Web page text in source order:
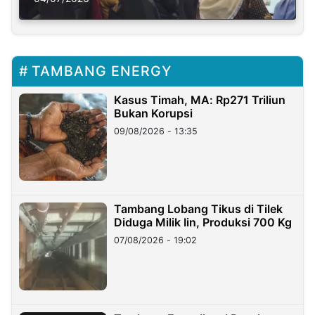
TAMBANG ENERGY
Kasus Timah, MA: Rp271 Triliun
Bukan Korupsi
09/08/2026 - 13:35
Tambang Lobang Tikus di Tilek
Diduga Milik Iin, Produksi 700 Kg
07/08/2026 - 19:02